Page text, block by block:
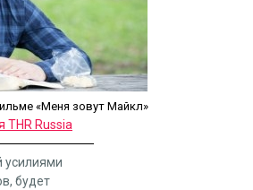
«Меня зовут Майкл»
THR Russia
будет